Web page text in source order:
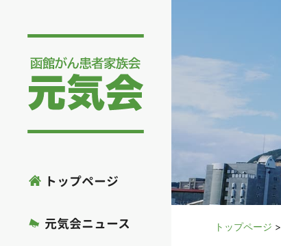
トップページ
元気会ニュース トップページ >